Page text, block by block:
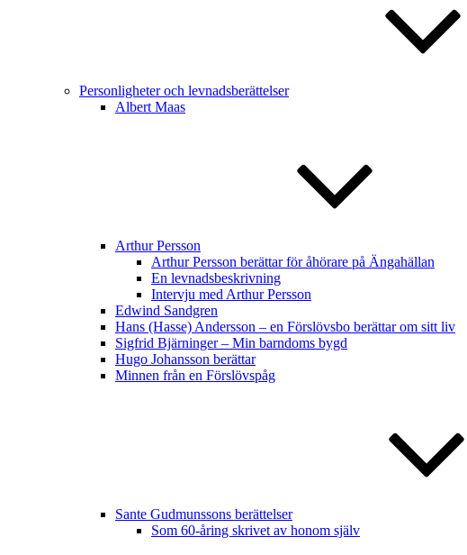
Personligheter och levnadsberättelser
Albert Maas
Arthur Persson
Arthur Persson berättar för åhörare på Ängahällan
En levnadsbeskrivning
Intervju med Arthur Persson
Edwind Sandgren
Hans (Hasse) Andersson – en Förslövsbo berättar om sitt liv
Sigfrid Bjärninger – Min barndoms bygd
Hugo Johansson berättar
Minnen från en Förslövspåg
Sante Gudmunssons berättelser
Som 60-åring skrivet av honom själv